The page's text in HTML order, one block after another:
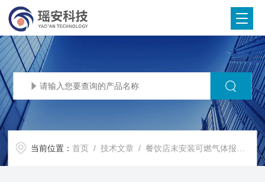
当前位置：首页 /技术文章 / 餐饮店未安装可燃气体报警器被罚10000元！